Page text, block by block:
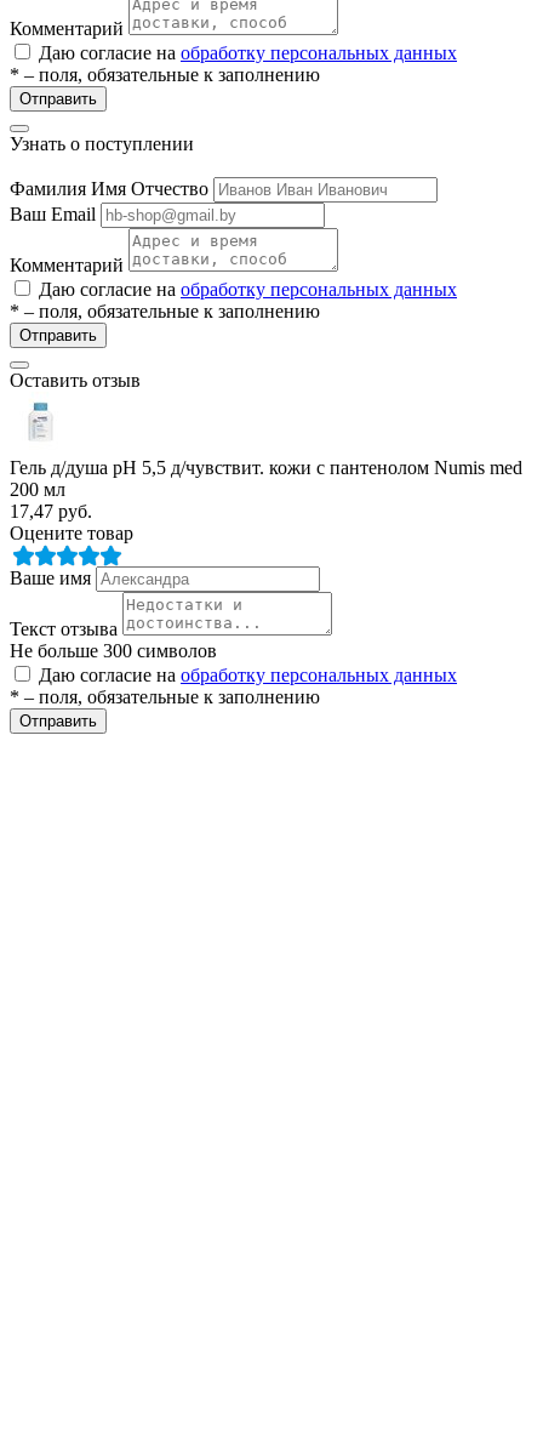
Комментарий
Даю согласие на обработку персональных данных
* – поля, обязательные к заполнению
Отправить
Узнать о поступлении
Фамилия Имя Отчество
Ваш Email
Комментарий
Даю согласие на обработку персональных данных
* – поля, обязательные к заполнению
Отправить
Оставить отзыв
Гель д/душа pH 5,5 д/чувствит. кожи с пантенолом Numis med
200 мл
17,47 руб.
Оцените товар
Ваше имя
Текст отзыва
Не больше 300 символов
Даю согласие на обработку персональных данных
* – поля, обязательные к заполнению
Отправить